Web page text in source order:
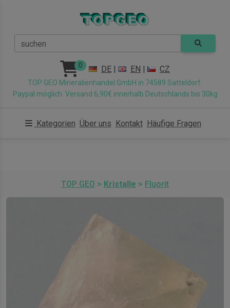
suchen
0 DE | EN | CZ
TOP GEO Mineralienhandel GmbH in 74589 Satteldorf.
Paypal möglich. Versand 6,90€ innerhalb Deutschlands bis 30kg
Kategorien Über uns Kontakt Häufige Fragen
TOP GEO > Kristalle > Fluorit